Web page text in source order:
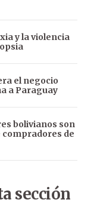
y la violencia
el negocio
a Paraguay
bolivianos son
de
sección